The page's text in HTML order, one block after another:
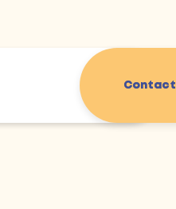
Contact